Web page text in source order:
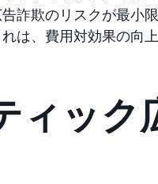
詐欺のリスクが最小
は、費用対効果の向
ィック